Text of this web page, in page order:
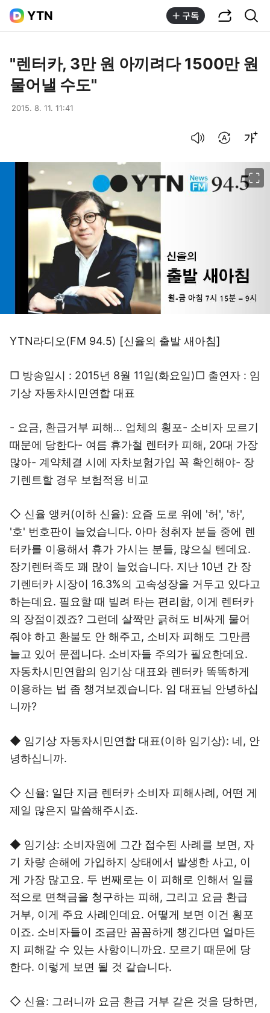
YTN 구독
"렌터카, 3만 원 아끼려다 1500만 원
물어낼 수도"
2015. 8. 11. 11:41
YTN라디오(FM 94.5) [신율의 출발 새아침]
□ 방송일시 : 2015년 8월 11일(화요일)□ 출연자 : 임
기상 자동차시민연합 대표
- 요금, 환급거부 피해... 업체의 횡포- 소비자 모르기
때문에 당한다- 여름 휴가철 렌터카 피해, 20대 가장
많아- 계약체결 시에 자차보험가입 꼭 확인해야- 장
기렌트할 경우 보험적용 비교
◇ 신율 앵커(이하 신율): 요즘 도로 위에 '허', '하',
'호' 번호판이 늘었습니다. 아마 청취자 분들 중에 렌
터카를 이용해서 휴가 가시는 분들, 많으실 텐데요.
장기렌터족도 꽤 많이 늘었습니다. 지난 10년 간 장
기렌터카 시장이 16.3%의 고속성장을 거두고 있다고
하는데요. 필요할 때 빌려 타는 편리함, 이게 렌터카
의 장점이겠죠? 그런데 살짝만 긁혀도 비싸게 물어
줘야 하고 환불도 안 해주고, 소비자 피해도 그만큼
늘고 있어 문젭니다. 소비자들 주의가 필요한데요.
자동차시민연합의 임기상 대표와 렌터카 똑똑하게
이용하는 법 좀 챙겨보겠습니다. 임 대표님 안녕하십
니까?
◆ 임기상 자동차시민연합 대표(이하 임기상): 네, 안
녕하십니까.
◇ 신율: 일단 지금 렌터카 소비자 피해사례, 어떤 게
제일 많은지 말씀해주시죠.
◆ 임기상: 소비자원에 그간 접수된 사례를 보면, 자
기 차량 손해에 가입하지 상태에서 발생한 사고, 이
게 가장 많고요. 두 번째로는 이 피해로 인해서 일률
적으로 면책금을 청구하는 피해, 그리고 요금 환급
거부, 이게 주요 사례인데요. 어떻게 보면 이건 횡포
이죠. 소비자들이 조금만 꼼꼼하게 챙긴다면 얼마든
지 피해갈 수 있는 사항이니까요. 모르기 때문에 당
한다. 이렇게 보면 될 것 같습니다.
◇ 신율: 그러니까 요금 환급 거부 같은 것을 당하면,